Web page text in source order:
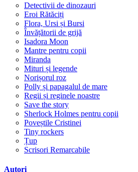
Detectivii de dinozauri
Eroi Rătăciți
Flora, Ursi și Bursi
Învățătorii de grijă
Isadora Moon
Mantre pentru copii
Miranda
Mituri și legende
Norișorul roz
Polly și papagalul de mare
Regii și reginele noastre
Save the story
Sherlock Holmes pentru copii
Poveștile Cristinei
Tiny rockers
Țup
Scrisori Remarcabile
Autori